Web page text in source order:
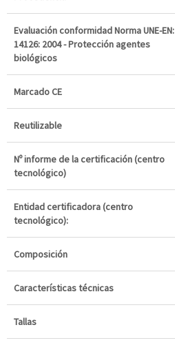
Evaluación conformidad Norma UNE-EN:
14126: 2004 - Protección agentes
biológicos
Marcado CE
Reutilizable
Nº informe de la certificación (centro
tecnológico)
Entidad certificadora (centro
tecnológico):
Composición
Características técnicas
Tallas